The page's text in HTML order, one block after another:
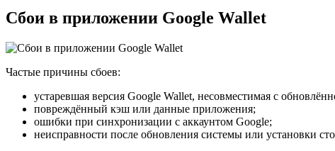
Сбои в приложении Google Wallet
Частые причины сбоев:
устаревшая версия Google Wallet, несовместимая с
повреждённый кэш или данные приложения;
ошибки при синхронизации с аккаунтом Google;
неисправности после обновления системы или установки